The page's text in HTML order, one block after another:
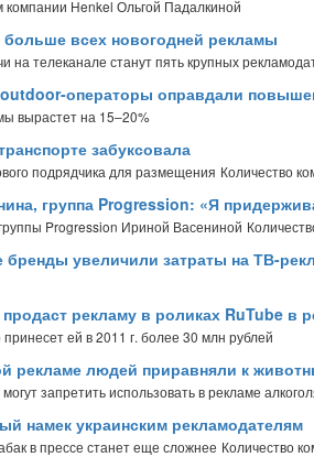
компании Henkel Ольгой Падалкиной
всех новогодней рекламы
на телеканале станут пять крупных
outdoor-операторы оправдали
вырастет на 15–20%
забуксовала
подрядчика для размещения Количество
группа Progression: «Я
Progression Ириной Васениной
бренды увеличили затраты на ТВ-
рекламу в роликах RuTube в
ей в 2011 г. более 30 млн рублей
рекламе людей приравняли к
запретить использовать в рекламе
намек украинским рекламодателям
в прессе станет еще сложнее Количество